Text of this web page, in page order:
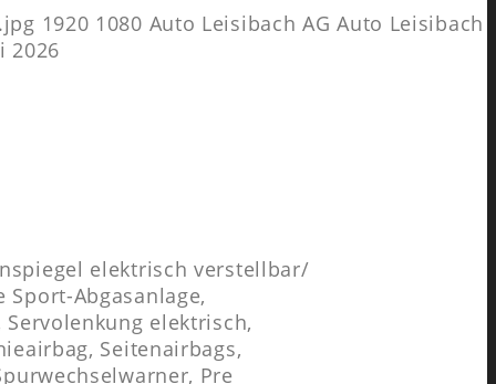
1920 1080 Auto Leisibach AG Auto Leisibach
2026
elektrisch verstellbar/
Abgasanlage,
elektrisch,
Seitenairbags,
Pre